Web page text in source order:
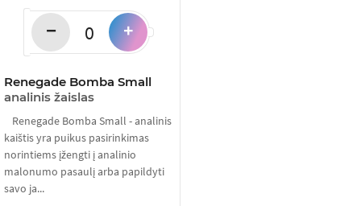
Renegade Bomba Small
analinis žaislas
− +
Renegade Bomba Small - analinis
kaištis yra puikus pasirinkimas
norintiems įžengti į analinio
malonumo pasaulį arba papildyti
savo ja...